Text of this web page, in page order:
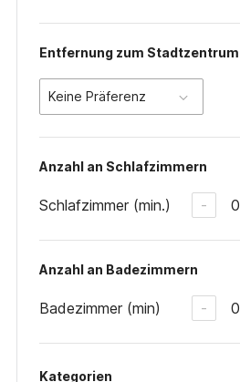
Entfernung zum Stadtzentrum
Keine Präferenz
Anzahl an Schlafzimmern
Schlafzimmer (min.) - 0
Anzahl an Badezimmern
Badezimmer (min) - 0
Kategorien